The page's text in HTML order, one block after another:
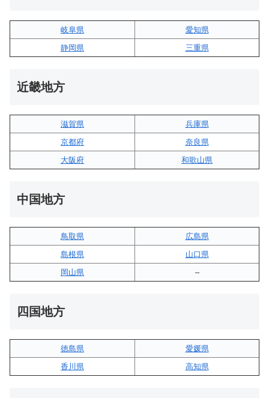
岐阜県
愛知県
静岡県
三重県
近畿地方
滋賀県
兵庫県
京都府
奈良県
大阪府
和歌山県
中国地方
鳥取県
広島県
島根県
山口県
岡山県
–
四国地方
徳島県
愛媛県
香川県
高知県